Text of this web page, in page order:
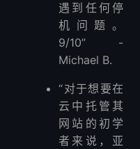
遇到任何停
机问题。
9/10” -
Michael B.
“对于想要在
云中托管其
网站的初学
者来说，亚